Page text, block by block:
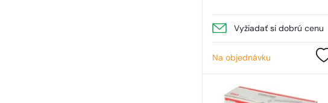
Vyžiadať si dobrú cenu
Na objednávku